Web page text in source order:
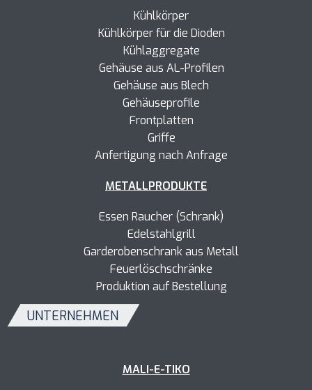
Kühlkörper
Kühlkörperfür die Dioden
Kühlaggregate
Gehäuse aus AL-Profilen
Gehäuse aus Blech
Gehäuseprofile
Frontplatten
Griffe
Anfertigung nach Anfrage
METALLPRODUKTE
Essen Raucher (Schrank)
Edelstahlgrill
Garderobenschrank aus Metall
Feuerlöschschränke
Produktion auf Bestellung
UNTERNEHMEN
MALI-E-TIKO